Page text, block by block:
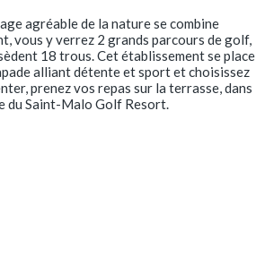
agréable de la nature se combine
vous y verrez 2 grands parcours de golf,
18 trous. Cet établissement se place
alliant détente et sport et choisissez
prenez vos repas sur la terrasse, dans
du Saint-Malo Golf Resort.